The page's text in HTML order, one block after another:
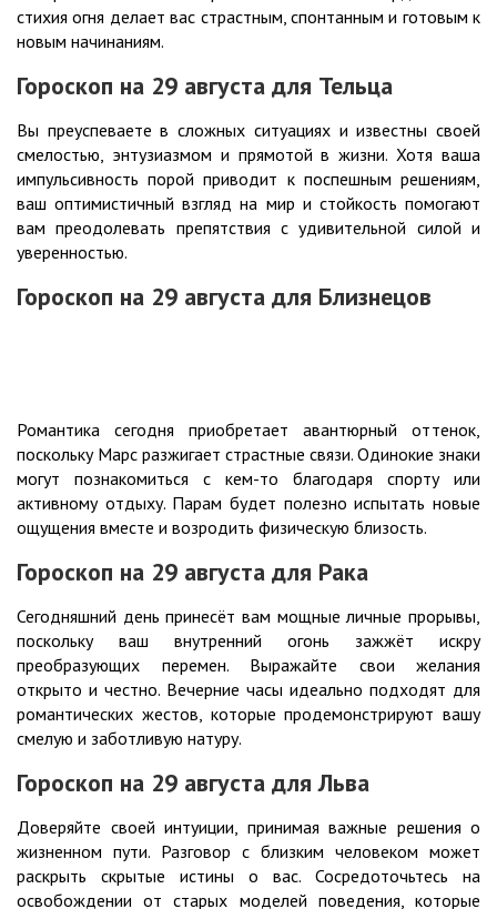
стихия огня делает вас страстным, спонтанным и готовым к
новым начинаниям.
Гороскоп на 29 августа для Тельца
Вы преуспеваете в сложных ситуациях и известны своей
смелостью, энтузиазмом и прямотой в жизни. Хотя ваша
импульсивность порой приводит к поспешным решениям,
ваш оптимистичный взгляд на мир и стойкость помогают
вам преодолевать препятствия с удивительной силой и
уверенностью.
Гороскоп на 29 августа для Близнецов
Романтика сегодня приобретает авантюрный оттенок,
поскольку Марс разжигает страстные связи. Одинокие знаки
могут познакомиться с кем-то благодаря спорту или
активному отдыху. Парам будет полезно испытать новые
ощущения вместе и возродить физическую близость.
Гороскоп на 29 августа для Рака
Сегодняшний день принесёт вам мощные личные прорывы,
поскольку ваш внутренний огонь зажжёт искру
преобразующих перемен. Выражайте свои желания
открыто и честно. Вечерние часы идеально подходят для
романтических жестов, которые продемонстрируют вашу
смелую и заботливую натуру.
Гороскоп на 29 августа для Льва
Доверяйте своей интуиции, принимая важные решения о
жизненном пути. Разговор с близким человеком может
раскрыть скрытые истины о вас. Сосредоточьтесь на
освобождении от старых моделей поведения, которые